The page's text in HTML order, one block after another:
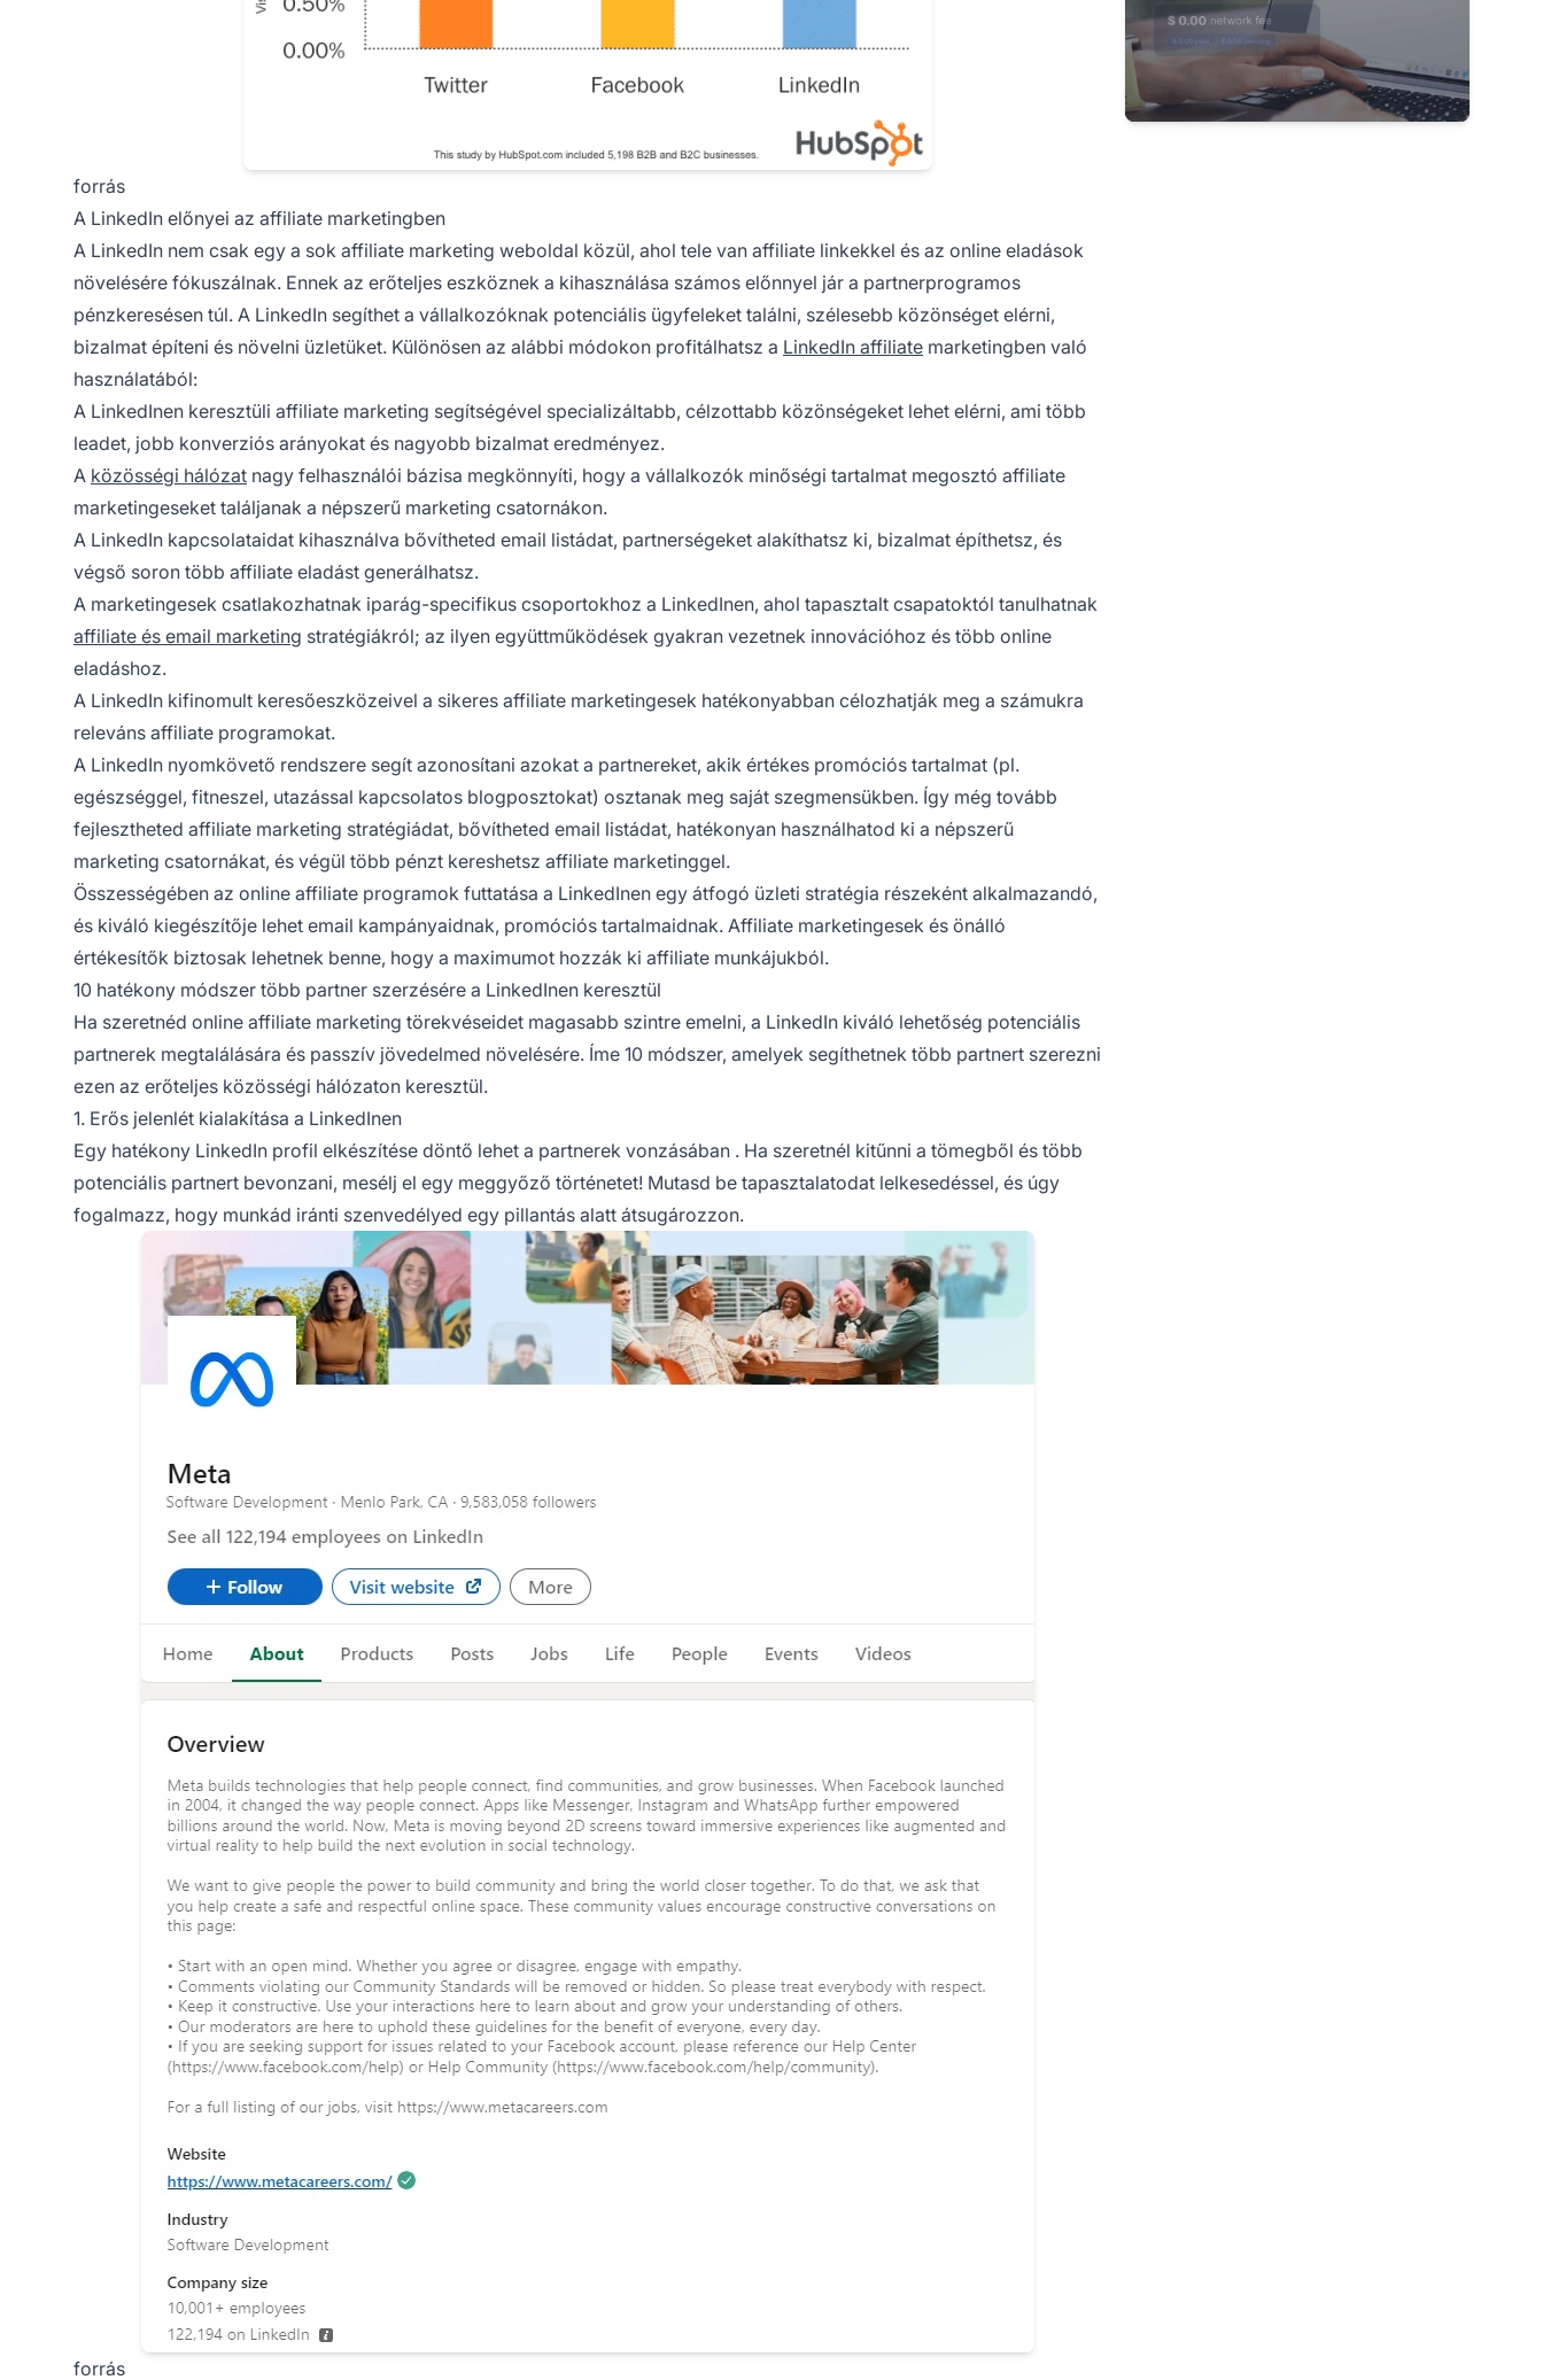
forrás
A LinkedIn előnyei az affiliate marketingben
A LinkedIn nem csak egy a sok affiliate marketing weboldal közül, ahol tele van affiliate linkekkel és az online eladások
növelésére fókuszálnak. Ennek az erőteljes eszköznek a kihasználása számos előnnyel jár a partnerprogramos
pénzkeresésen túl. A LinkedIn segíthet a vállalkozóknak potenciális ügyfeleket találni, szélesebb közönséget elérni,
bizalmat építeni és növelni üzletüket. Különösen az alábbi módokon profitálhatsz a LinkedIn affiliate marketingben való
használatából:
A LinkedInen keresztüli affiliate marketing segítségével specializáltabb, célzottabb közönségeket lehet elérni, ami több
leadet, jobb konverziós arányokat és nagyobb bizalmat eredményez.
A közösségi hálózat nagy felhasználói bázisa megkönnyíti, hogy a vállalkozók minőségi tartalmat megosztó affiliate
marketingeseket találjanak a népszerű marketing csatornákon.
A LinkedIn kapcsolataidat kihasználva bővítheted email listádat, partnerségeket alakíthatsz ki, bizalmat építhetsz, és
végső soron több affiliate eladást generálhatsz.
A marketingesek csatlakozhatnak iparág-specifikus csoportokhoz a LinkedInen, ahol tapasztalt csapatoktól tanulhatnak
affiliate és email marketing stratégiákról; az ilyen együttműködések gyakran vezetnek innovációhoz és több online
eladáshoz.
A LinkedIn kifinomult keresőeszközeivel a sikeres affiliate marketingesek hatékonyabban célozhatják meg a számukra
releváns affiliate programokat.
A LinkedIn nyomkövető rendszere segít azonosítani azokat a partnereket, akik értékes promóciós tartalmat (pl.
egészséggel, fitneszel, utazással kapcsolatos blogposztokat) osztanak meg saját szegmensükben. Így még tovább
fejlesztheted affiliate marketing stratégiádat, bővítheted email listádat, hatékonyan használhatod ki a népszerű
marketing csatornákat, és végül több pénzt kereshetsz affiliate marketinggel.
Összességében az online affiliate programok futtatása a LinkedInen egy átfogó üzleti stratégia részeként alkalmazandó,
és kiváló kiegészítője lehet email kampányaidnak, promóciós tartalmaidnak. Affiliate marketingesek és önálló
értékesítők biztosak lehetnek benne, hogy a maximumot hozzák ki affiliate munkájukból.
10 hatékony módszer több partner szerzésére a LinkedInen keresztül
Ha szeretnéd online affiliate marketing törekvéseidet magasabb szintre emelni, a LinkedIn kiváló lehetőség potenciális
partnerek megtalálására és passzív jövedelmed növelésére. Íme 10 módszer, amelyek segíthetnek több partnert szerezni
ezen az erőteljes közösségi hálózaton keresztül.
1. Erős jelenlét kialakítása a LinkedInen
Egy hatékony LinkedIn profil elkészítése döntő lehet a partnerek vonzásában . Ha szeretnél kitűnni a tömegből és több
potenciális partnert bevonzani, mesélj el egy meggyőző történetet! Mutasd be tapasztalatodat lelkesedéssel, és úgy
fogalmazz, hogy munkád iránti szenvedélyed egy pillantás alatt átsugározzon.
forrás